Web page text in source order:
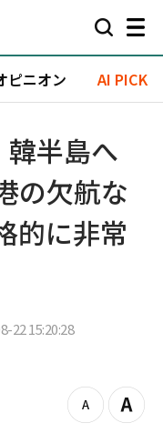
ピニオン AI PICK
半島へ
の欠航な
的に非常
22 15:20:28
z
Z